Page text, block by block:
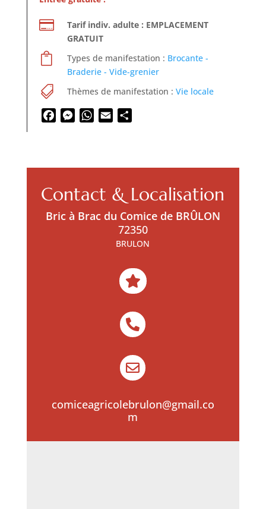

Tarif indiv. adulte : EMPLACEMENT
GRATUIT
 Types de manifestation : Brocante -
Braderie - Vide-grenier
 Thèmes de manifestation : Vie locale
FacebookMessenger
WhatsApp
Email
Contact & Localisation
Bric à Brac du Comice de BRÛLON
72350
BRULON



comiceagricolebrulon@gmail.co
m